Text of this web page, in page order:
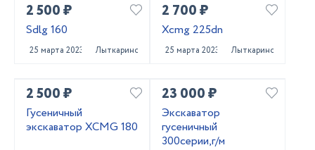
2 500 ₽
Sdlg 160
25 марта 2023 Лыткарино
2 700 ₽
Xcmg 225dn
25 марта 2023 Лыткарино
2 500 ₽
Гусеничный
экскаватор XCMG 180
23 000 ₽
Экскаватор
гусеничный
300серии,г/м